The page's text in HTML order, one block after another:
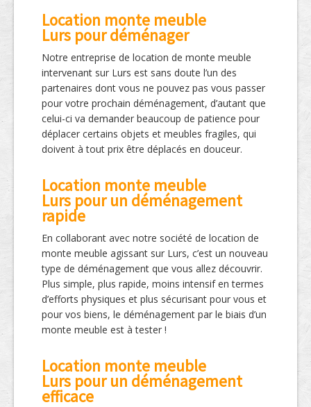
Location monte meuble
Lurs pour déménager
Notre entreprise de location de monte meuble
intervenant sur Lurs est sans doute l’un des
partenaires dont vous ne pouvez pas vous passer
pour votre prochain déménagement, d’autant que
celui-ci va demander beaucoup de patience pour
déplacer certains objets et meubles fragiles, qui
doivent à tout prix être déplacés en douceur.
Location monte meuble
Lurs pour un déménagement
rapide
En collaborant avec notre société de location de
monte meuble agissant sur Lurs, c’est un nouveau
type de déménagement que vous allez découvrir.
Plus simple, plus rapide, moins intensif en termes
d’efforts physiques et plus sécurisant pour vous et
pour vos biens, le déménagement par le biais d’un
monte meuble est à tester !
Location monte meuble
Lurs pour un déménagement
efficace